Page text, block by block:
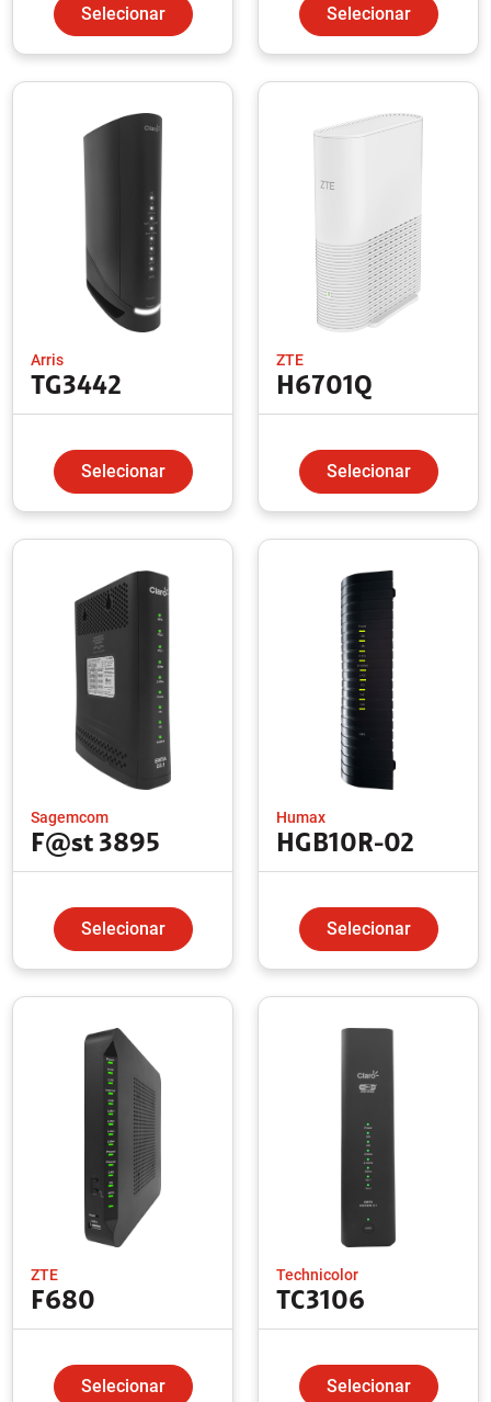
Selecionar Selecionar
Arris
TG3442
Selecionar
ZTE
H6701Q
Selecionar
Sagemcom
F@st 3895
Selecionar
Humax
HGB10R-02
Selecionar
ZTE
F680
Selecionar
Technicolor
TC3106
Selecionar